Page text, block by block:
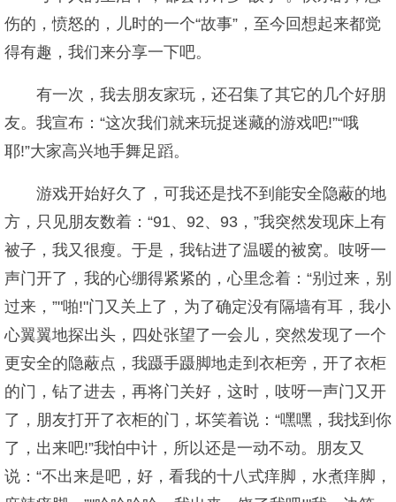
伤的，愤怒的，儿时的一个“故事”，至今回想起来都觉
得有趣，我们来分享一下吧。
有一次，我去朋友家玩，还召集了其它的几个好朋
友。我宣布：“这次我们就来玩捉迷藏的游戏吧!”“哦
耶!”大家高兴地手舞足蹈。
游戏开始好久了，可我还是找不到能安全隐蔽的地
方，只见朋友数着：“91、92、93，”我突然发现床上有
被子，我又很瘦。于是，我钻进了温暖的被窝。吱呀一
声门开了，我的心绷得紧紧的，心里念着：“别过来，别
过来，”"啪!"门又关上了，为了确定没有隔墙有耳，我小
心翼翼地探出头，四处张望了一会儿，突然发现了一个
更安全的隐蔽点，我蹑手蹑脚地走到衣柜旁，开了衣柜
的门，钻了进去，再将门关好，这时，吱呀一声门又开
了，朋友打开了衣柜的门，坏笑着说：“嘿嘿，我找到你
了，出来吧!”我怕中计，所以还是一动不动。朋友又
说：“不出来是吧，好，看我的十八式痒脚，水煮痒脚，